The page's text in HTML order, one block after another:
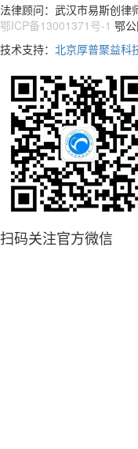
法律顾问：武汉市易斯创律
鄂ICP备13001371号-1 鄂
技术支持： 北京厚普聚益科
扫码关注官方微信